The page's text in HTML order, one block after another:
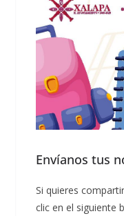
Envíanos tus
Si quieres
clic en el siguiente